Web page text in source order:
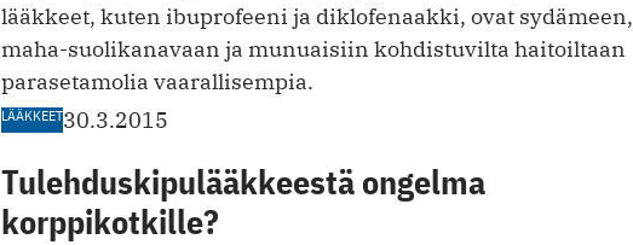
lääkkeet, kuten ibuprofeeni ja diklofenaakki, ovat sydämeen,
maha-suolikanavaan ja munuaisiin kohdistuvilta haitoiltaan
parasetamolia vaarallisempia.
LÄÄKKEET30.3.2015
Tulehduskipulääkkeestä ongelma
korppikotkille?